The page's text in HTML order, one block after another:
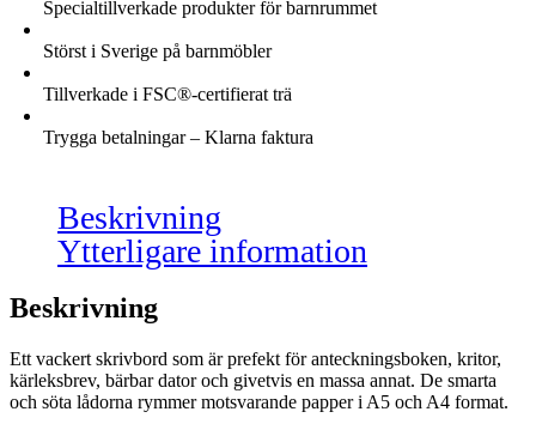
Specialtillverkade produkter för barnrummet
Störst i Sverige på barnmöbler
Tillverkade i FSC®-certifierat trä
Trygga betalningar – Klarna faktura
Beskrivning
Ytterligare information
Beskrivning
Ett vackert skrivbord som är prefekt för anteckningsboken, kritor,
kärleksbrev, bärbar dator och givetvis en massa annat. De smarta
och söta lådorna rymmer motsvarande papper i A5 och A4 format.